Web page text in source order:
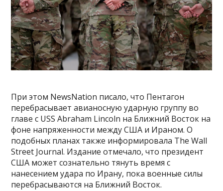
При этом NewsNation писало, что Пентагон
перебрасывает авианосную ударную группу во
главе с USS Abraham Lincoln на Ближний Восток на
фоне напряженности между США и Ираном. О
подобных планах также информировала The Wall
Street Journal. Издание отмечало, что президент
США может сознательно тянуть время с
нанесением удара по Ирану, пока военные силы
перебрасываются на Ближний Восток.